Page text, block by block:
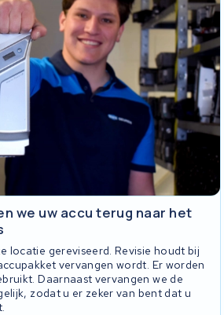
we uw accu terug naar het
locatie gereviseerd. Revisie houdt bij
vervangen wordt. Er worden
Daarnaast vervangen we de
zodat u er zeker van bent dat u